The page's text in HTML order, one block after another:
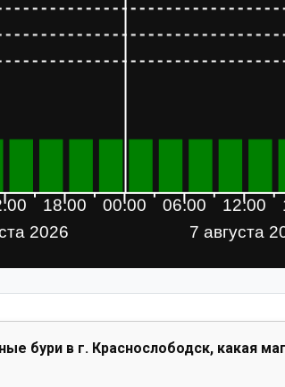
бури в г. Краснослободск, какая